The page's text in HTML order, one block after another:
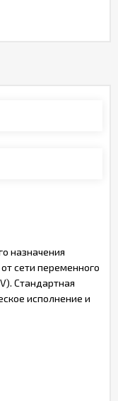
назначения
сети переменного
Стандартная
исполнение и